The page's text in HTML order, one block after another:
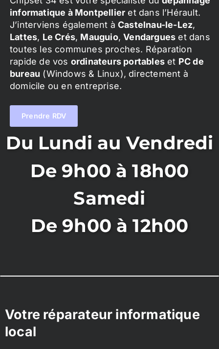
informatique à Montpellier et dans l’Hérault.
J’interviens également à Castelnau-le-Lez,
Lattes, Le Crés, Mauguio,Vendargues et dans
toutes les communes proches. Réparation
rapide de vos ordinateurs portables et PC de
bureau (Windows & Linux), directement à
domicile ou en entreprise.
Prendre RDV
Du Lundi au Vendredi
De 9h00 à 18h00
Samedi
De 9h00 à 12h00
Votre réparateur informatique
local